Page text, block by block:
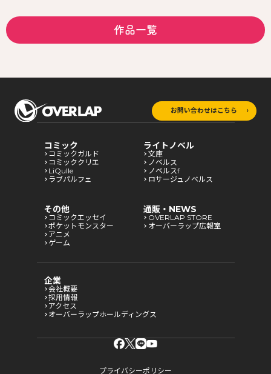
作品一覧
お問い合わせはこちら
コミック
コミックガルド
コミッククリエ
LiQulle
ラブパルフェ
ライトノベル
文庫
ノベルス
ノベルスf
ロサージュノベルス
その他
コミックエッセイ
ポケットモンスター
アニメ
ゲーム
通販・NEWS
OVERLAP STORE
オーバーラップ広報室
企業
会社概要
採用情報
アクセス
オーバーラップホールディングス
プライバシーポリシー